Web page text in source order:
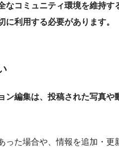
コミュニティ環境を維持す
利用する必要があります。
ン編集は、投稿された写真や
った場合や、情報を追加・更